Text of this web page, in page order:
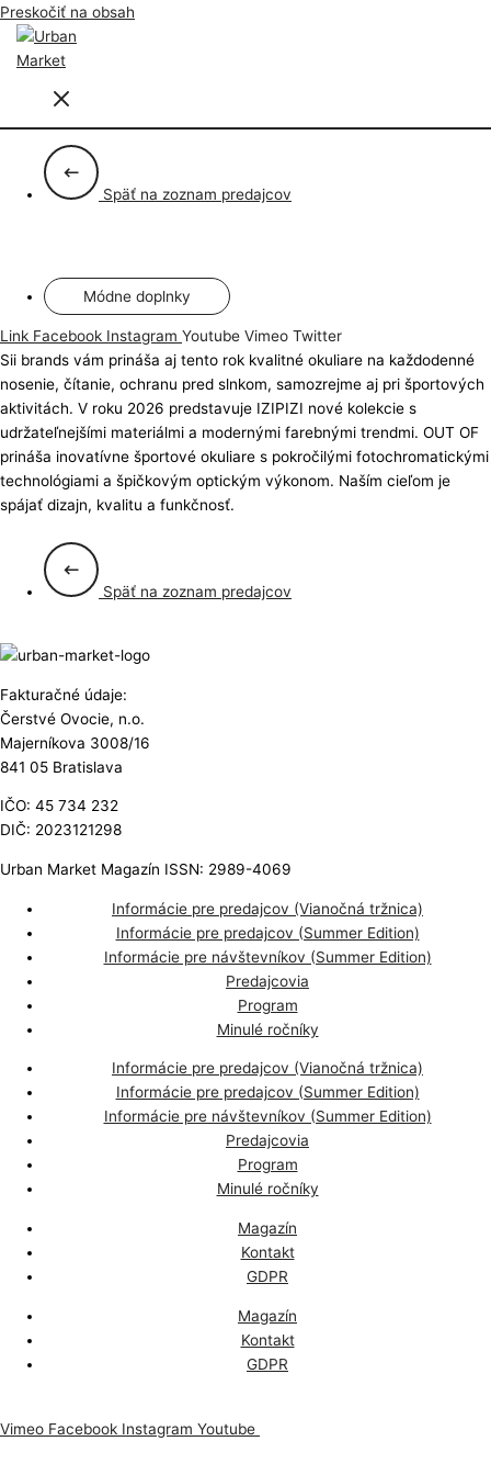
Preskočiť na obsah
Späť na zoznam predajcov
Módne doplnky
Link Facebook Instagram Youtube Vimeo Twitter
Sii brands vám prináša aj tento rok kvalitné okuliare na každodenné
nosenie, čítanie, ochranu pred slnkom, samozrejme aj pri športových
aktivitách. V roku 2026 predstavuje IZIPIZI nové kolekcie s
udržateľnejšími materiálmi a modernými farebnými trendmi. OUT OF
prináša inovatívne športové okuliare s pokročilými fotochromatickými
technológiami a špičkovým optickým výkonom. Naším cieľom je
spájať dizajn, kvalitu a funkčnosť.
Späť na zoznam predajcov
Fakturačné údaje:
Čerstvé Ovocie, n.o.
Majerníkova 3008/16
841 05 Bratislava
IČO: 45 734 232
DIČ: 2023121298
Urban Market Magazín ISSN: 2989-4069
Informácie pre predajcov (Vianočná tržnica)
Informácie pre predajcov (Summer Edition)
Informácie pre návštevníkov (Summer Edition)
Predajcovia
Program
Minulé ročníky
Informácie pre predajcov (Vianočná tržnica)
Informácie pre predajcov (Summer Edition)
Informácie pre návštevníkov (Summer Edition)
Predajcovia
Program
Minulé ročníky
Magazín
Kontakt
GDPR
Magazín
Kontakt
GDPR
Vimeo Facebook Instagram Youtube